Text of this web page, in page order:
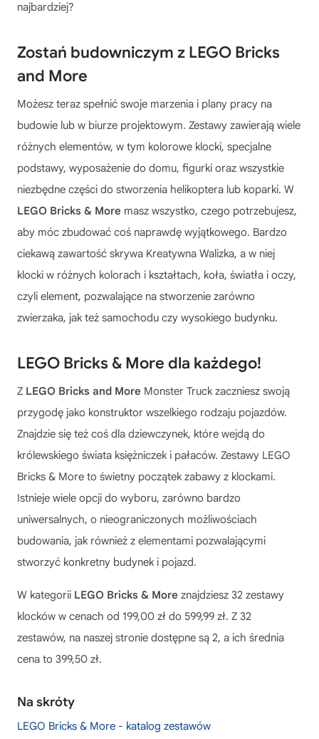
najbardziej?
Zostań budowniczym z LEGO Bricks
and More
Możesz teraz spełnić swoje marzenia i plany pracy na
budowie lub w biurze projektowym. Zestawy zawierają wiele
różnych elementów, w tym kolorowe klocki, specjalne
podstawy, wyposażenie do domu, figurki oraz wszystkie
niezbędne części do stworzenia helikoptera lub koparki. W
LEGO Bricks & More masz wszystko, czego potrzebujesz,
aby móc zbudować coś naprawdę wyjątkowego. Bardzo
ciekawą zawartość skrywa Kreatywna Walizka, a w niej
klocki w różnych kolorach i kształtach, koła, światła i oczy,
czyli element, pozwalające na stworzenie zarówno
zwierzaka, jak też samochodu czy wysokiego budynku.
LEGO Bricks & More dla każdego!
Z LEGO Bricks and More Monster Truck zaczniesz swoją
przygodę jako konstruktor wszelkiego rodzaju pojazdów.
Znajdzie się też coś dla dziewczynek, które wejdą do
królewskiego świata księżniczek i pałaców. Zestawy LEGO
Bricks & More to świetny początek zabawy z klockami.
Istnieje wiele opcji do wyboru, zarówno bardzo
uniwersalnych, o nieograniczonych możliwościach
budowania, jak również z elementami pozwalającymi
stworzyć konkretny budynek i pojazd.
W kategorii LEGO Bricks & More znajdziesz 32 zestawy
klocków w cenach od 199,00 zł do 599,99 zł. Z 32
zestawów, na naszej stronie dostępne są 2, a ich średnia
cena to 399,50 zł.
Na skróty
LEGO Bricks & More - katalog zestawów